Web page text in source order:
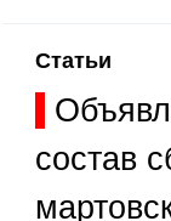
Статьи
состав